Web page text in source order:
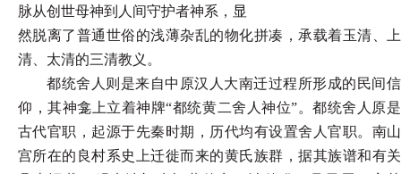
脉从创世母神到人间守护者神系，显
然脱离了普通世俗的浅薄杂乱的物化拼凑，承载着玉清、上
清、太清的三清教义。
都统舍人则是来自中原汉人大南迁过程所形成的民间信
仰，其神龛上立着神牌“都统黄二舍人神位”。都统舍人原是
古代官职，起源于先秦时期，历代均有设置舍人官职。南山
宫所在的良村系史上迁徙而来的黄氏族群，据其族谱和有关